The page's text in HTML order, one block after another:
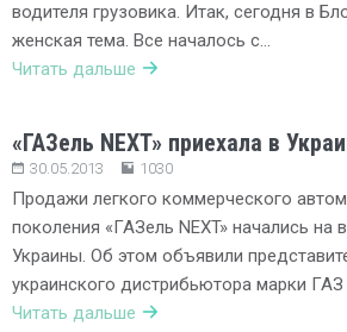
водителя грузовика. Итак, сегодня в
женская тема. Все началось с…
Читать дальше
«ГАЗель NEXT» приехала в
30.05.2013 1030
Продажи легкого коммерческого
поколения «ГАЗель NEXT» начались на
Украины. Об этом объявили
украинского дистрибьютора марки
Читать дальше